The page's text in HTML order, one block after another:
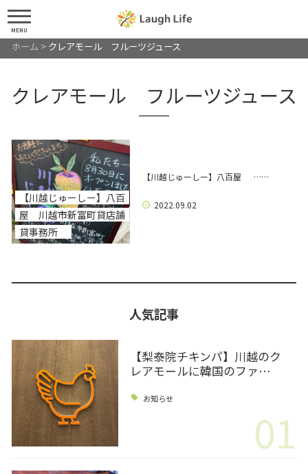
MENU
ホーム > クレアモール フルーツジュース
クレアモール フルーツジュース
【川越じゅーしー】八百
屋 川越市新富町貸店舗
貸事務所
【川越じゅーしー】八百屋 ……
2022.09.02
人気記事
【梨泰院チキンパ】川越のク
レアモールに韓国のファ…
お知らせ
01